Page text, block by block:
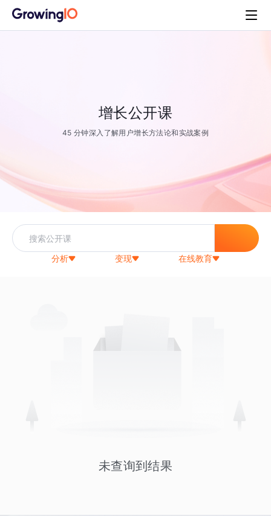
增长公开课
45 分钟深入了解用户增长方法论和实战案例
分析 变现 在线教育
未查询到结果